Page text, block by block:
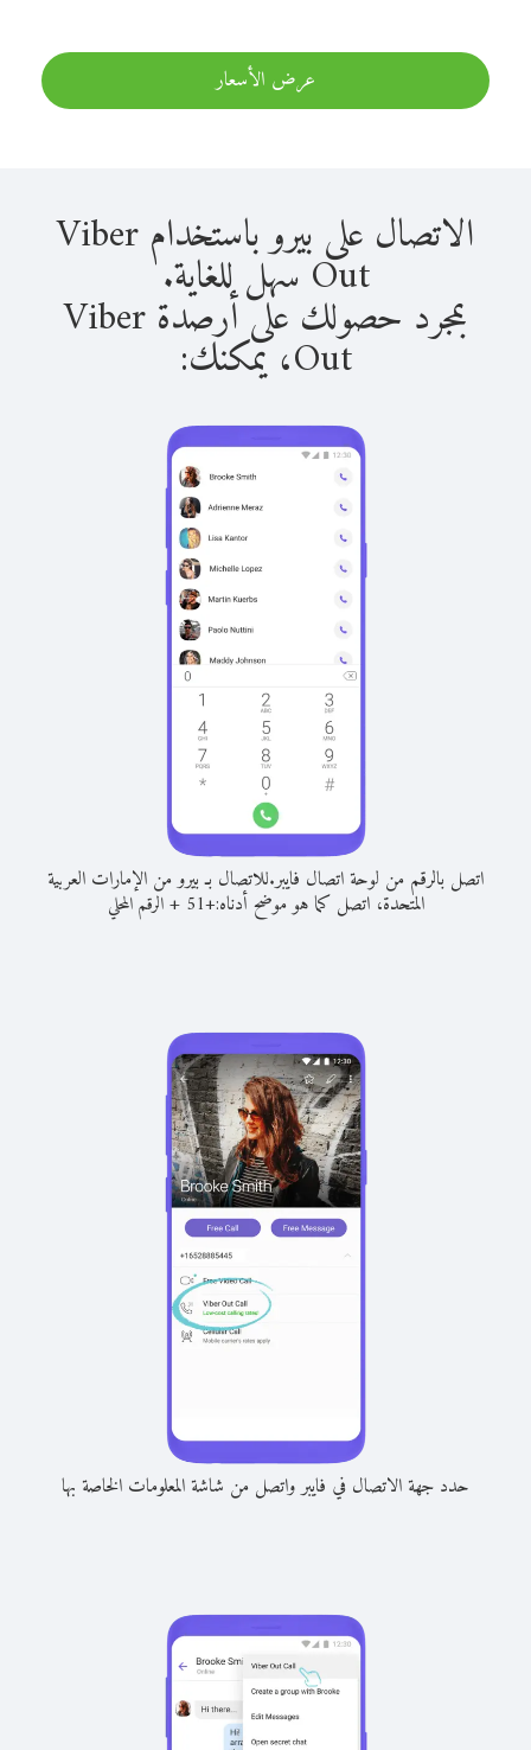
عرض الأسعار
الاتصال على بيرو باستخدام Viber
Out سهل للغاية.
بمجرد حصولك على أرصدة Viber
Out، يمكنك:
اتصل بالرقم من لوحة اتصال فايبر.للاتصال بـ بيرو من الإمارات العربية
المتحدة، اتصل كما هو موضح أدناه:+
51
+الرقم المحلي
حدد جهة الاتصال في فايبر واتصل من شاشة المعلومات الخاصة بها